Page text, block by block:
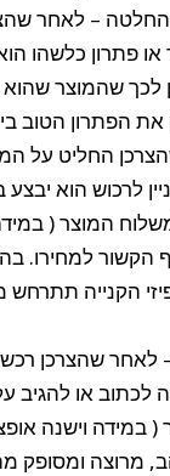
– לאחר
פתרון כלשהו
לכך שהמוצר
הפתרון הטוב
החליט על
לרכוש הוא
המוצר (
הקשור למחירו.
הקנייה
שהצרכן רכש
לכתוב או להגיב
במידה וישנה
מרוצה ומסופק